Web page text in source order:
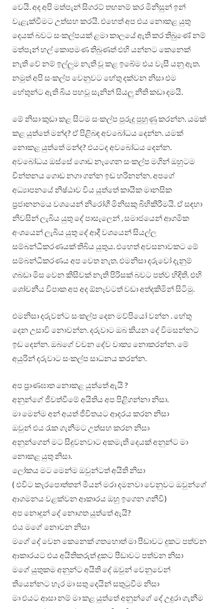
වෙයි. අද අපි මත්පැන් සිගරට් තහනම් කර මිනිසුන් ඉන්
වැළැක්වීමට උත්සහ කරයි. එහෙත් අප එය නොකළ යුතු
දෙයක් බවට සංකල්පයක් ළමා කාලයේ ඇති කර තිබුණේ නම්
මත්පැන් හල් කොපමණ තිබුණත් එහි යන්නට කෙනෙක්
නැති වේ නම් ඉල්ලුම නැති වූ කළ ඉබේම එය වැසී යනු ඇත.
නමුත් අපි සංකල්ප වෙනුවට හේතු දක්වන නිසා එම
හේතුන්ට ඇති බිය පහවූ සැනින් සියලු නීති කඩා දමයි.
මේ නිසා කුඩා කළ සිටම සංකල්ප පුරුදු පුහුණු කරන්න. යමක්
කළ යුත්තේ මන්ද? ඒ පිළිබඳ අවබෝධය දෙන්න. යමක්
නොකළ යුත්තේ මන්ද? එයටද අවබෝධය දෙන්න.
අවබෝධය ඔස්සේ ගොඩ නැගෙන සංකල්ප මගින් ඔහුටම
චින්තනය ගොඩ නගා ගන්න ඉඩ හරිනන්න. අපගේ
අධ්‍යාපනයේ නිෂ්ඨාව විය යුත්තේ කායික මානසික
ප්‍රජානනමය වශයෙන් නිරෝගී මිනිසකු බිහිකිරීමයි. ඒ සඳහා
නිවසින් ලැබිය යුතු දේ පාසැලෙන් , සමාජයෙන් ආගමික
අංශයෙන් ලැබිය යුතු දේ ආදී වශයෙන් සියල්ල
සම්බන්ධීකරණයක් තිබිය යුතුය. එහෙත් අවසනාවකට මේ
සම්බන්ධීකරණය අප වෙත නැත. එමනිසා දරුවෝ දැනුම්
ගබඩා මිස වෙන කිසිවක් නැති පිරිසක් බවට පත්ව හිඳිති. එහි
ශෝචනීය විපාක අප අද ඕනෑවටත් වඩා අත්දකිමින් සිටිමු.
එමනිසා දරුවන්ට සංකල්ප දෙන මව්පියෝ වන්න . හේතු
දෙන උසාවි නොවන්න. දරුවාට ඔබ කියන දේ විමසන්නට
ඉඩ දෙන්න. ඔබගේ වචන දේව වාක්‍ය නොකරන්න. මේ
අයුරින් දරුවාට සංකල්ප සාධනය කරන්න.
අප ප්‍රාණඝාත නොකළ යුත්තේ ඇයි ?
අනුන්ගේ ජීවත්වීමේ අයිතිය අප පිළිගන්නා නිසා.
මා මෙන්ම අන් අයත් ජීවිතයට ආදරය කරන නිසා
ඔවුන් එය රැක ගැනීමට උත්සහ කරන නිසා
අනුන්ගෙන් මට සිදුවනවාට අකමැති දෙයක් අනුන්ට මා
නොකළ යුතු නිසා.
ලෝකය මට මෙන්ම ඔවුන්ටත් අයිති නිසා
( එවිට කැරපොත්තන් මීයන් මරා දමනවා වෙනුවට ඔවුන්ගේ
ආගමනය වළක්වන ආකාරය ඔහු ඉගෙන ගනීවි)
අප නොදුන් දේ නොගත යුත්තේ ඇයි?
එය මගේ නොවන නිසා
මගේ දේ වෙන කෙනෙක් ගතහොත් මා පීඩාවට දුකට පත්වන
ආකාරයට එය අයිතිකරුත් දුකට පීඩාවට පත්වන නිසා
මගේ යුතුකම අනුන්ට අයිති දේ ඔවුන් වෙනුවෙන්
තියෙන්නට හැර මා සතු දෙයින් සතුටුවීම නිසා
මා එයට ආසා නම් මා කළ යුත්තේ අනුන්ගේ දේ උදුරා ගැනීම